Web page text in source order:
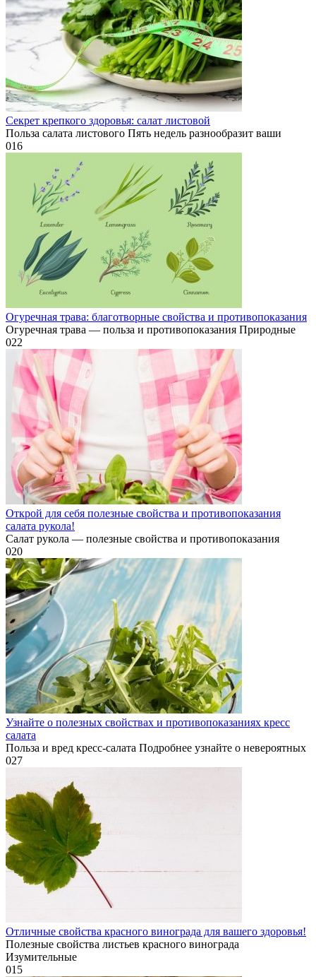
Секрет крепкого здоровья: салат листовой
Польза салата листового Пять недель разнообразит ваши
016
Огуречная трава: благотворные свойства и противопоказания
Огуречная трава — польза и противопоказания Природные
022
Открой для себя полезные свойства и противопоказания
салата рукола!
Салат рукола — полезные свойства и противопоказания
020
Узнайте о полезных свойствах и противопоказаниях кресс
салата
Польза и вред кресс-салата Подробнее узнайте о невероятных
027
Отличные свойства красного винограда для вашего здоровья!
Полезные свойства листьев красного винограда
Изумительные
015